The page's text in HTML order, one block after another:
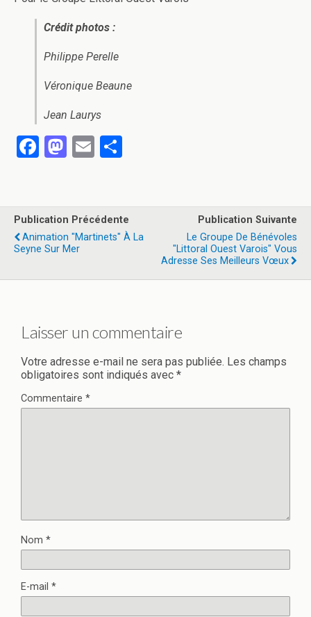
Crédit photos :
Philippe Perelle
Véronique Beaune
Jean Laurys
F
b
o
o
k
M
o
d
o
n
E
g
er
Publication Précédente
Animation "Martinets" À La
Seyne Sur Mer
Publication Suivante
Le Groupe De Bénévoles
"Littoral Ouest Varois" Vous
Adresse Ses Meilleurs Vœux
Laisser un commentaire
Votre adresse e-mail ne sera pas publiée. Les champs
obligatoires sont indiqués avec *
Commentaire *
Nom *
E-mail *